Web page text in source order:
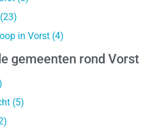
in Vorst (4)
gemeenten rond Vorst
(5)